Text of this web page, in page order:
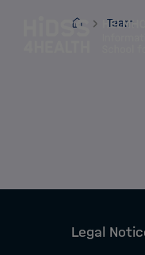
Zum Inhalt springen
Team
Legal